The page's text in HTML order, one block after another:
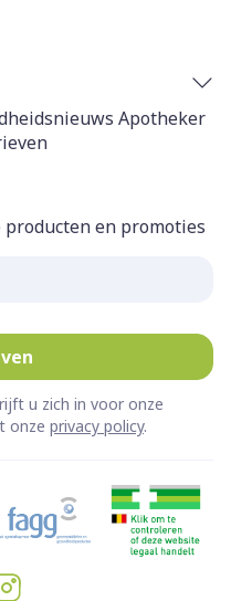
Apotheker
en promoties
u zich in voor onze
onze privacy policy.